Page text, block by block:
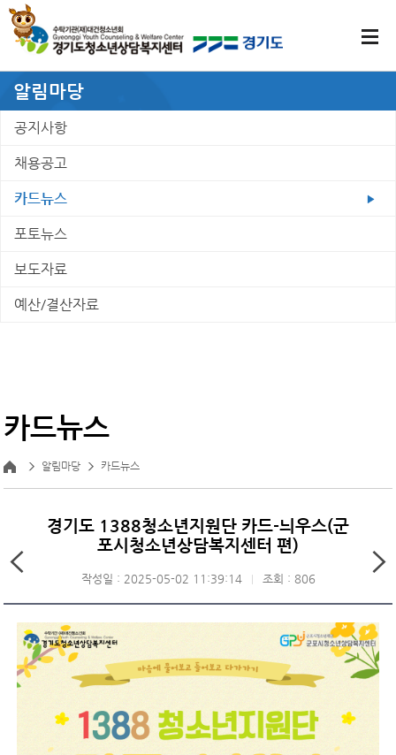
알림마당
공지사항
채용공고
카드뉴스
포토뉴스
보도자료
예산/결산자료
카드뉴스
알림마당 카드뉴스
경기도 1388청소년지원단 카드-늬우스(군
포시청소년상담복지센터 편)
작성일 : 2025-05-02 11:39:14 조회 : 806